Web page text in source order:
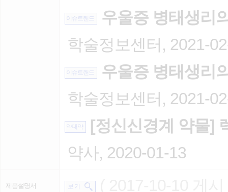
이슈트랜드
우울증 병태생리
학술정보센터, 2021-
이슈트랜드
우울증 병태생리
학술정보센터, 2021-
약대약
[정신신경계 약물]
약사, 2020-01-13
제품설명서 보 기